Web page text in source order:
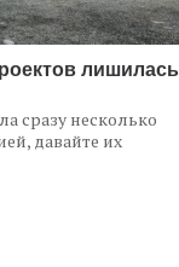
лишилась
сразу несколько
давайте их